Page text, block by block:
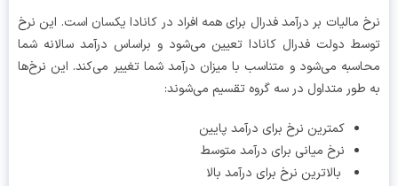
مالیات بر درآمد فدرال برای همه افراد در کانادا یکسان است. این نرخ
دولت فدرال کانادا تعیین می‌شود و براساس درآمد سالانه شما
می‌شود و متناسب با میزان درآمد شما تغییر می‌کند. این نرخ‌ها
متداول در سه گروه تقسیم می‌شوند:
کمترین نرخ برای درآمد پایین
نرخ میانی برای درآمد متوسط
بالاترین نرخ برای درآمد بالا